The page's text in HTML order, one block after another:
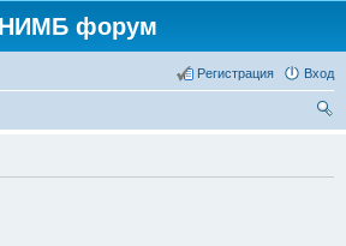
НИМБ форум
Вход
Регистрация